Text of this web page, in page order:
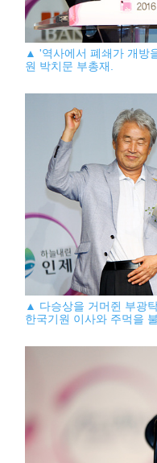
▲ '역사에서 폐쇄가 개방
원 박치문 부총재.
▲ 다승상을 거머쥔 부광
한국기원 이사와 주먹을